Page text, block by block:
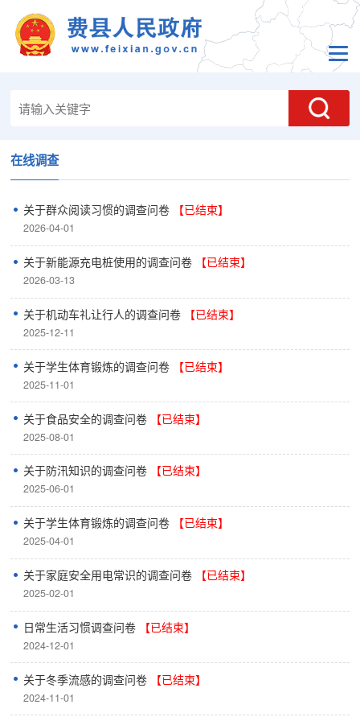
在线调查
关于群众阅读习惯的调查问卷 【已结束】
2026-04-01
关于新能源充电桩使用的调查问卷 【已结束】
2026-03-13
关于机动车礼让行人的调查问卷 【已结束】
2025-12-11
关于学生体育锻炼的调查问卷 【已结束】
2025-11-01
关于食品安全的调查问卷 【已结束】
2025-08-01
关于防汛知识的调查问卷 【已结束】
2025-06-01
关于学生体育锻炼的调查问卷 【已结束】
2025-04-01
关于家庭安全用电常识的调查问卷 【已结束】
2025-02-01
日常生活习惯调查问卷 【已结束】
2024-12-01
关于冬季流感的调查问卷 【已结束】
2024-11-01